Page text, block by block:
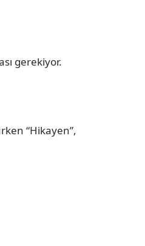
gerekiyor.
“Hikayen”,